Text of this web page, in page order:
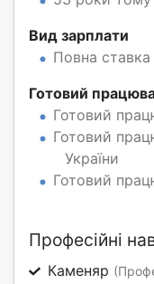
Вид зарплати
Повна ставка
Готовий
Готовий
Готовий
України
Готовий
Професійні
Каменяр